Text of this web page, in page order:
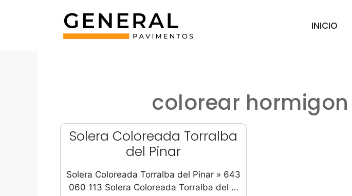
INICIO
colorear
Solera Coloreada Torralba
del Pinar
Solera Coloreada Torralba del Pinar » 643
060 113 Solera Coloreada Torralba del …